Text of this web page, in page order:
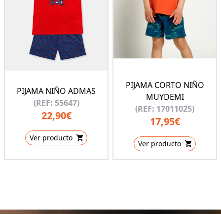
PIJAMA NIÑO ADMAS
(REF: 55647)
22,90€
Ver producto
PIJAMA CORTO NIÑO
MUYDEMI
(REF: 17011025)
17,95€
Ver producto